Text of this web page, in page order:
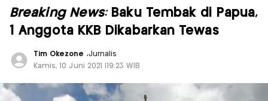
Breaking News:Baku Tembak di Papua,
1 Anggota KKB Dikabarkan Tewas
Tim Okezone ,Jurnalis
Kamis, 10 Juni 2021 |19:23 WIB